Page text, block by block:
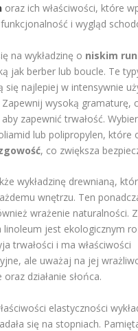
oraz ich właściwości, które
i wygląd
na wykładzinę o niskim
jak berber lub boucle. Te
się najlepiej w intensywnie
Zapewnij wysoką gramaturę,
aby zapewnić trwałość.
lub polipropylen, które
, co zwiększa
wykładzinę drewnianą,
wnętrzu. Ten
wrażenie naturalności.
linoleum jest ekologicznym
trwałości i ma właściwości
ale uważaj na jej
oraz działanie słońca.
elastyczności
się na stopniach.